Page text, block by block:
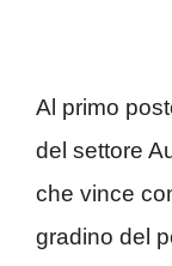
Al primo
del settore
che vince
gradino del